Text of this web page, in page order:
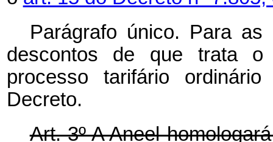
Parágrafo único. Para as
descontos de que trata
processo tarifário
Decreto.
Art. 3º A Aneel